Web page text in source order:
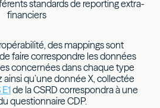
standards de reporting extra-
financiers
des mappings sont
faire correspondre les données
concernées dans chaque type
qu’une donnée X, collectée
de la CSRD correspondra à une
questionnaire CDP.